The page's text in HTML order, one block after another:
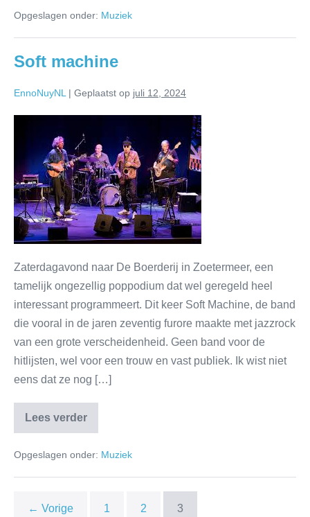
Opgeslagen onder: Muziek
Soft machine
EnnoNuyNL | Geplaatst op juli 12, 2024
Zaterdagavond naar De Boerderij in Zoetermeer, een
tamelijk ongezellig poppodium dat wel geregeld heel
interessant programmeert. Dit keer Soft Machine, de band
die vooral in de jaren zeventig furore maakte met jazzrock
van een grote verscheidenheid. Geen band voor de
hitlijsten, wel voor een trouw en vast publiek. Ik wist niet
eens dat ze nog […]
Lees verder
Opgeslagen onder: Muziek
← Vorige 1 2 3